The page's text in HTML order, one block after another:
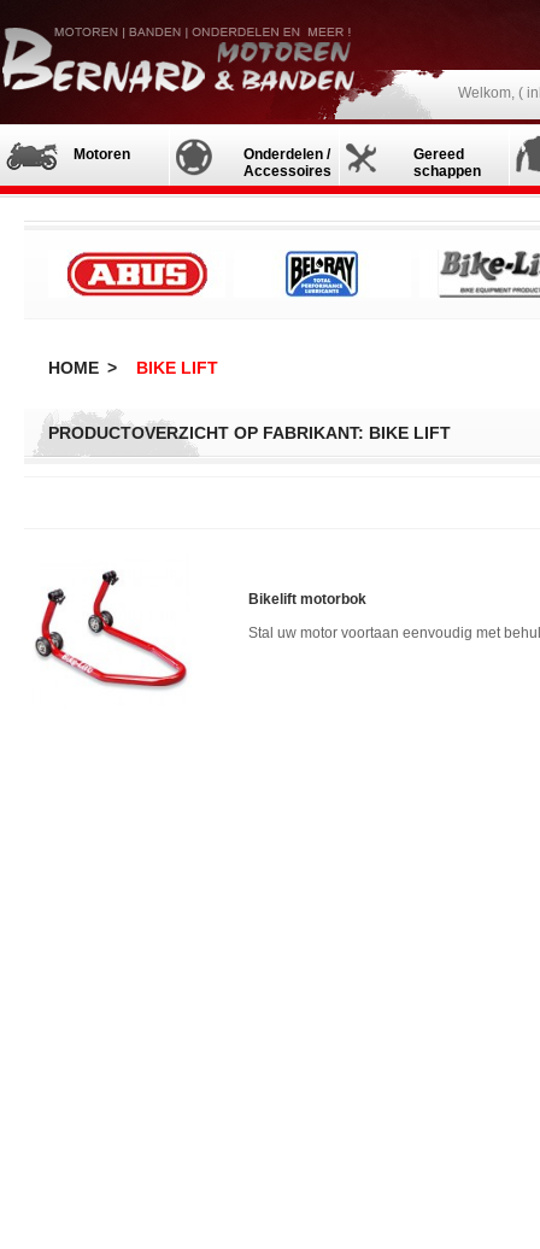
Welkom, (
Motoren
Onderdelen /
Accessoires
Gereed
schappen
HOME > BIKE LIFT
PRODUCTOVERZICHT OP FABRIKANT: BIKE LIFT
Bikelift motorbok
Stal uw motor voortaan eenvoudig met